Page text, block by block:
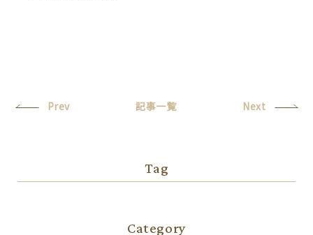
Prev 記事一覧 Next
Tag
Category